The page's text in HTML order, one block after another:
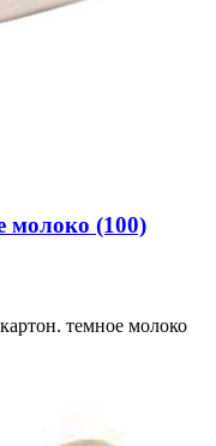
молоко (100)
темное молоко